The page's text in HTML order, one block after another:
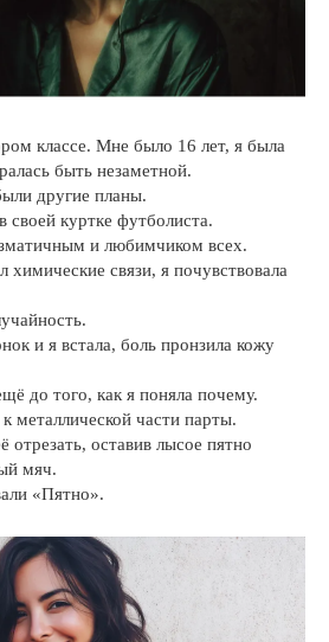
классе. Мне было 16 лет, я была
быть незаметной.
другие планы.
своей куртке футболиста.
и любимчиком всех.
химические связи, я почувствовала
и я встала, боль пронзила кожу
до того, как я поняла почему.
металлической части парты.
отрезать, оставив лысое пятно
мяч.
«Пятно».